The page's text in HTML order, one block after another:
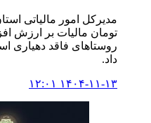
تومان مالیات بر ارزش
روستاهای فاقد دهیاری
داد.
۱۴۰۴-۱۱-۱۳ ۱۲:۰۱